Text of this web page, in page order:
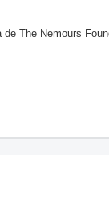
The Nemours